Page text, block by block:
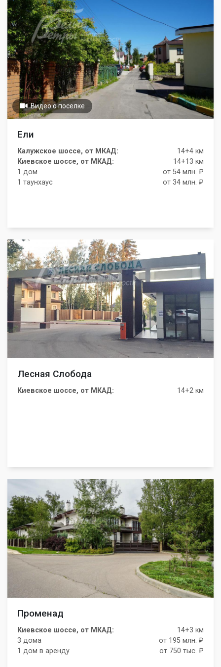
Видео о поселке
Ели
Калужское шоссе, от МКАД:
14+4 км
Киевское шоссе, от МКАД:
14+13 км
1 дом
от 54 млн. ₽
1 таунхаус
от 34 млн. ₽
Лесная Слобода
Киевское шоссе, от МКАД: 14+2 км
Променад
Киевское шоссе, от МКАД:
14+3 км
3 дома
от 195 млн. ₽
1 дом в аренду
от 750 тыс. ₽